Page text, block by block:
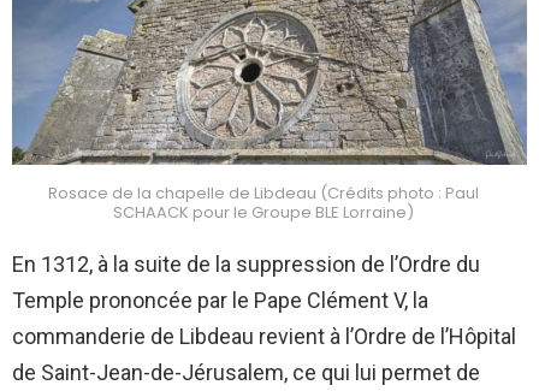
Rosace de la chapelle de Libdeau (Crédits photo : Paul
SCHAACK pour le Groupe BLE Lorraine)
En 1312, à la suite de la suppression de l’Ordre du
Temple prononcée par le Pape Clément V, la
commanderie de Libdeau revient à l’Ordre de l’Hôpital
de Saint-Jean-de-Jérusalem, ce qui lui permet de